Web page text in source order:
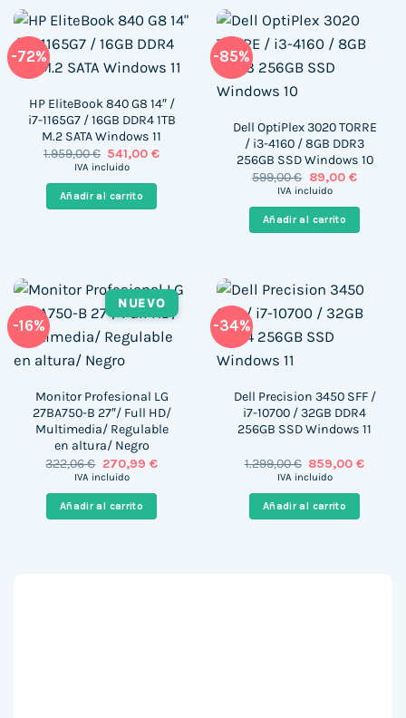
-72%
HP EliteBook 840 G8 14″ /
i7-1165G7 / 16GB DDR4 1TB
M.2 SATA Windows 11
1.959,00€ El
precio
era:
1.959,00 €.
541,00€El
IVA incluido
Añadir al carrito
-85%
Dell OptiPlex 3020 TORRE
/ i3-4160 / 8GB DDR3
256GB SSD Windows 10
599,00€ El
precio
era:
599,00 €.
89,00 €El
es:
89,00 €.
IVA incluido
Añadir al carrito
-16%
NUEVO
Monitor Profesional LG
27BA750-B 27″/ Full HD/
Multimedia/ Regulable
en altura/ Negro
322,06€ El
precio
era:
322,06 €.
270,99 €El
es:
270,99 €.
IVA incluido
Añadir al carrito
-34%
Dell Precision 3450 SFF /
i7-10700 / 32GB DDR4
256GB SSD Windows 11
1.299,00€ El
precio
era:
1.299,00 €.
859,00€El
IVA incluido
Añadir al carrito